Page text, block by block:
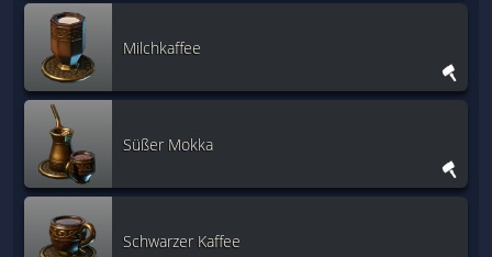
Milchkaffee
Süßer Mokka
Schwarzer Kaffee